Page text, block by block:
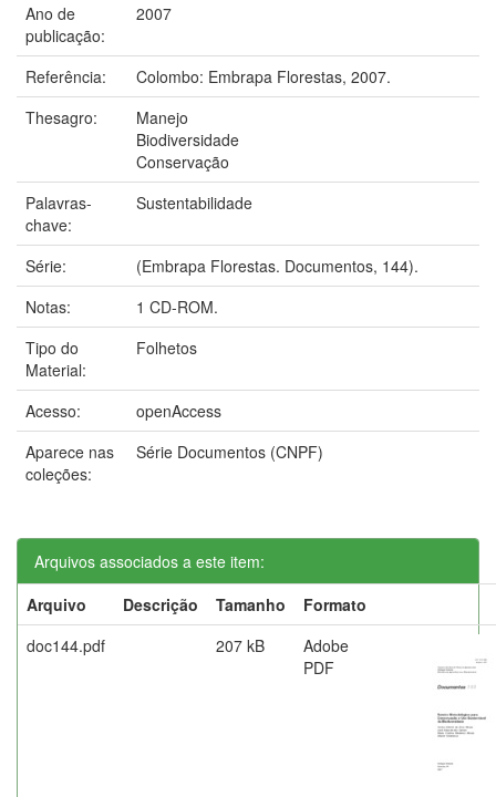
Ano de
publicação:
2007
Referência:
Colombo: Embrapa Florestas, 2007.
Thesagro:
Manejo
Biodiversidade
Conservação
Palavras-
chave:
Sustentabilidade
Série:
(Embrapa Florestas. Documentos, 144).
Notas:
1 CD-ROM.
Tipo do
Material:
Folhetos
Acesso:
openAccess
Aparece nas
coleções:
Série Documentos (CNPF)
Arquivos associados a este item:
Arquivo
Descrição Tamanho
Formato
doc144.pdf
207 kB
Adobe
PDF